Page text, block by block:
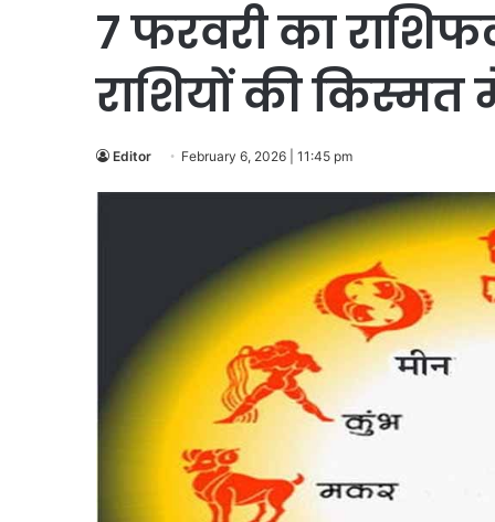
7 फरवरी का
राशियों की
Editor February 6, 2026 | 11:45 pm